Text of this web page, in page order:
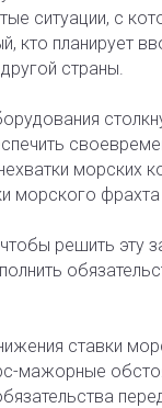
ситуации, с
кто планирует
страны.
морских
морского
решить эту
ставки
мажорные